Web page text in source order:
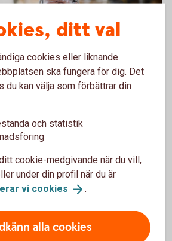
(pdf)
i pensionsutbetalning (pdf)
ditt val
cookies eller liknande
ska fungera för dig. Det
du kan välja som förbättrar din
och statistik
cookie-medgivande när du vill,
under din profil när du är
vi cookies .
alla cookies